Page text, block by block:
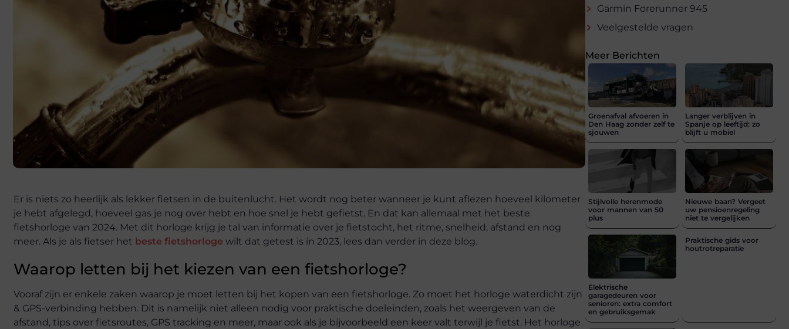
Er is niets zo heerlijk als lekker fietsen in de buitenlucht. Het wordt nog beter wanneer je kunt aflezen hoeveel kilometer
je hebt afgelegd, hoeveel gas je nog over hebt en hoe snel je hebt gefietst. En dat kan allemaal met het beste
fietshorloge van 2024. Met dit horloge krijg je tal van informatie over je fietstocht, het ritme, snelheid, afstand en nog
meer. Als je als fietser het beste fietshorloge wilt dat getest is in 2023, lees dan verder in deze blog.
Waarop letten bij het kiezen van een fietshorloge?
Vooraf zijn er enkele zaken waarop je moet letten bij het kopen van een fietshorloge. Zo moet het horloge waterdicht zijn
& GPS-verbinding hebben. Dit is namelijk niet alleen nodig voor praktische doeleinden, zoals het weergeven van de
afstand, tips over fietsroutes, GPS tracking en meer, maar ook als je bijvoorbeeld een keer valt terwijl je fietst. Het horloge
Garmin Forerunner 945
Veelgestelde vragen
Meer Berichten
Groenafval afvoeren in
Den Haag zonder zelf te
sjouwen
Langer verblijven in
Spanje op leeftijd: zo
blijft u mobiel
Stijlvolle herenmode
voor mannen van 50
plus
Nieuwe baan? Vergeet
uw pensioenregeling
niet te vergelijken
Elektrische
garagedeuren voor
senioren: extra comfort
en gebruiksgemak
Praktische gids voor
houtrotreparatie